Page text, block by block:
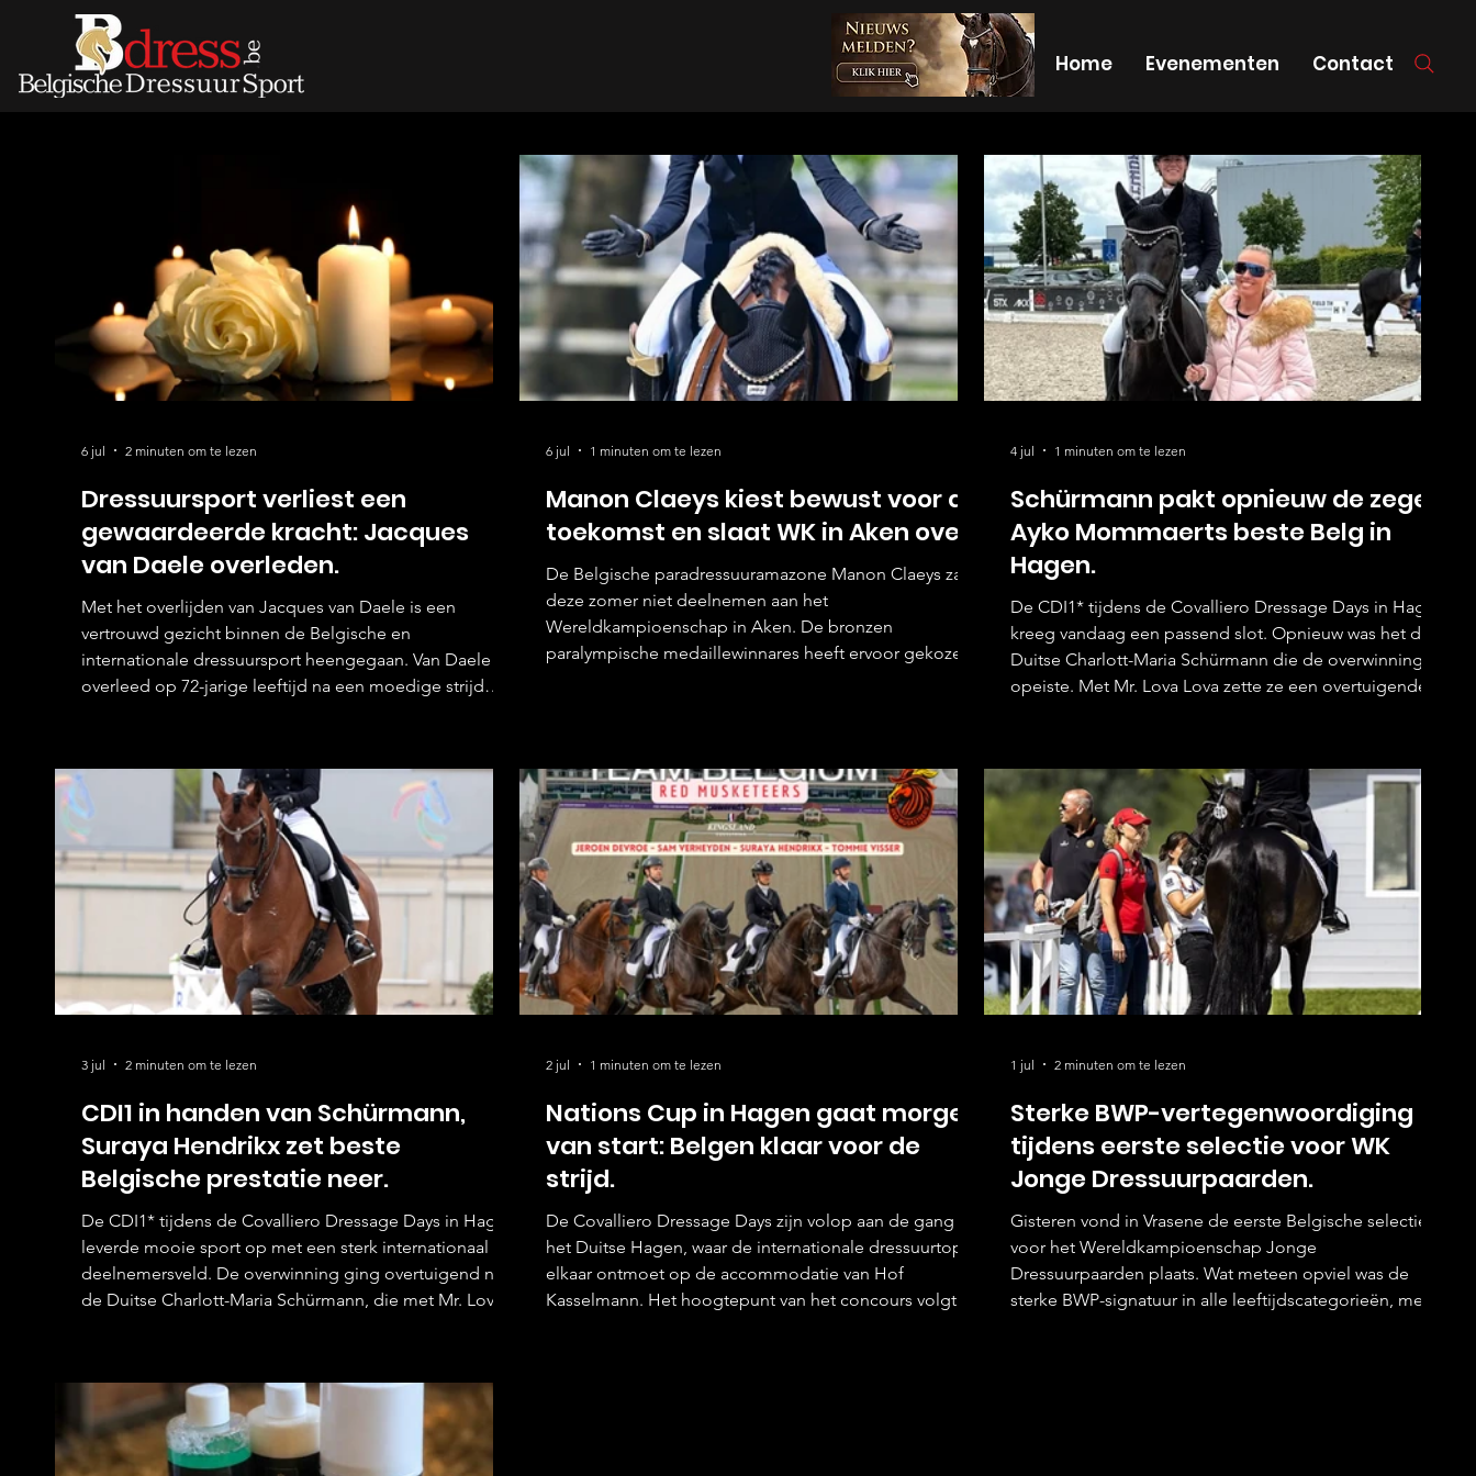
Home Evenementen Contact
Dressuursport verliest een
gewaardeerde kracht: Jacques
van Daele overleden.
Met het overlijden van Jacques van Daele is een
vertrouwd gezicht binnen de Belgische en
internationale dressuursport heengegaan. Van Daele
overleed op 72-jarige leeftijd na een moedige strijd
begeleiding van dressuurwedstrijden op het hoogste
niveau. Hoewel hij voor het grote publiek minder
bekend was dan de ruiters die hij beoordeelde, was zijn
bijdrage aan de paardensport bijzonder groot
6 jul 2 minuten om te lezen
Manon Claeys kiest bewust voor de
toekomst en slaat WK in Aken over.
De Belgische paradressuuramazone Manon Claeys zal
deze zomer niet deelnemen aan het
Wereldkampioenschap in Aken. De bronzen
paralympische medaillewinnares heeft ervoor gekozen
waarin gezondheid en herstel centraal stonden, maakt
Claeys een weloverwogen keuze. Hoewel een werel
6 jul 1 minuten om te lezen
Schürmann pakt opnieuw de zege,
Ayko Mommaerts beste Belg in
Hagen.
De CDI1* tijdens de Covalliero Dressage Days in Hagen
kreeg vandaag een passend slot. Opnieuw was het de
Duitse Charlott-Maria Schürmann die de overwinning
opeiste. Met Mr. Lova Lova zette ze een overtuigende
liet zien. De tweede plaats ging naar Anush Agarwalla
met Straight Horse Floriana. De Indiase combinatie
behaalde 69,088% en wist zich opnieuw tussen de beste
combin
4 jul 1 minuten om te lezen
CDI1 in handen van Schürmann,
Suraya Hendrikx zet beste
Belgische prestatie neer.
De CDI1* tijdens de Covalliero Dressage Days in Hagen
leverde mooie sport op met een sterk internationaal
deelnemersveld. De overwinning ging overtuigend naar
de Duitse Charlott-Maria Schürmann, die met Mr. Lova
procent wist te ronden. De tweede plaats was voor de
Indiase ruiter Anush Agarwalla en Straight Horse
Floriana. De combinatie zette een harmonieuze proef
neer en w
3 jul 2 minuten om te lezen
Nations Cup in Hagen gaat morgen
van start: Belgen klaar voor de
strijd.
De Covalliero Dressage Days zijn volop aan de gang in
het Duitse Hagen, waar de internationale dressuurtop
elkaar ontmoet op de accommodatie van Hof
Kasselmann. Het hoogtepunt van het concours volgt
2 jul 1 minuten om te lezen
Sterke BWP-vertegenwoordiging
tijdens eerste selectie voor WK
Jonge Dressuurpaarden.
Gisteren vond in Vrasene de eerste Belgische selectie
voor het Wereldkampioenschap Jonge
Dressuurpaarden plaats. Wat meteen opviel was de
sterke BWP-signatuur in alle leeftijdscategorieën, met
1 jul 2 minuten om te lezen